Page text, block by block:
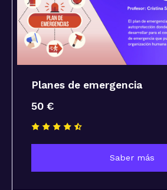
Planes de emergencia
50 €
Saber más